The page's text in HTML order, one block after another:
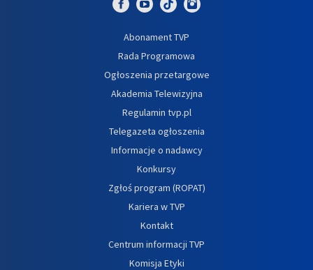
Abonament TVP
Rada Programowa
Ogłoszenia przetargowe
Akademia Telewizyjna
Regulamin tvp.pl
Telegazeta ogłoszenia
Informacje o nadawcy
Konkursy
Zgłoś program (ROPAT)
Kariera w TVP
Kontakt
Centrum informacji TVP
Komisja Etyki